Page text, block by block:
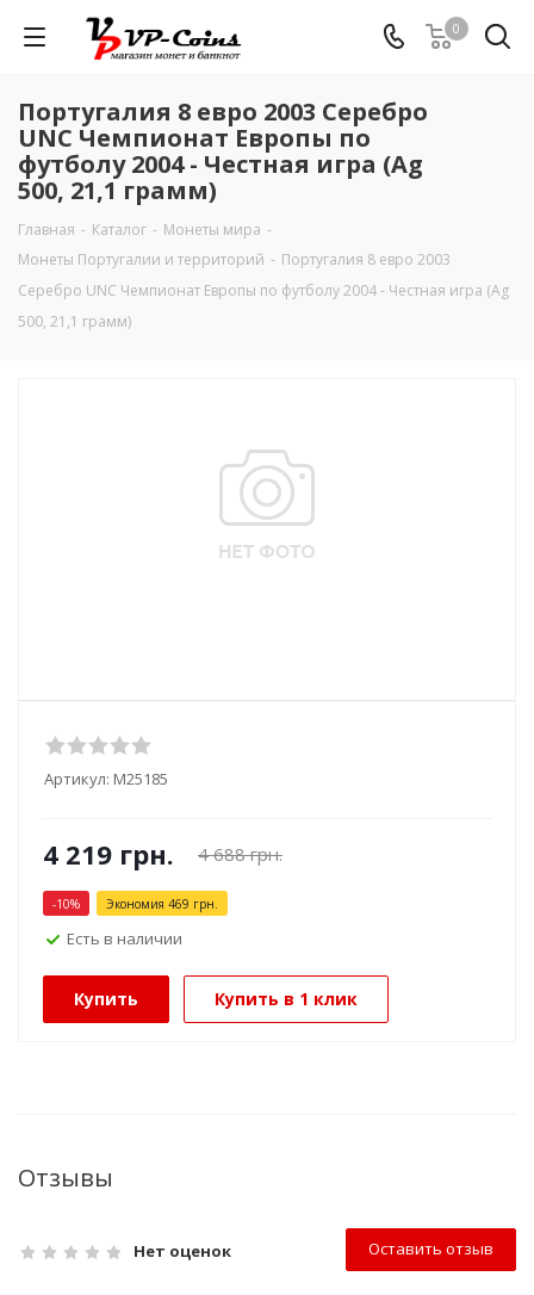
0
Португалия 8 евро 2003 Серебро
UNC Чемпионат Европы по
футболу 2004 - Честная игра (Ag
500, 21,1 грамм)
Главная - Каталог - Монеты мира -
Монеты Португалии и территорий - Португалия 8 евро 2003
Серебро UNC Чемпионат Европы по футболу 2004 - Честная игра (Ag
500, 21,1 грамм)
Артикул: М25185
4 219 грн. 4 688грн.
-10% Экономия 469 грн.
Есть в наличии
Купить Купить в 1 клик
Отзывы
Нет оценок Оставить отзыв